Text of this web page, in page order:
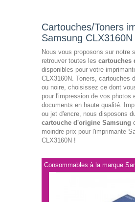
Cartouches/Toners
Samsung CLX3160N
Nous vous proposons sur notre
retrouver toutes les cartouches
disponibles pour votre
CLX3160N. Toners, cartouches
ou noire, choisissez ce dont
pour l'impression de vos photos
documents en haute qualité.
ou jet d'encre, nous disposons
cartouche d'origine Samsung
moindre prix pour l'imprimante
CLX3160N !
Consommables à la marque